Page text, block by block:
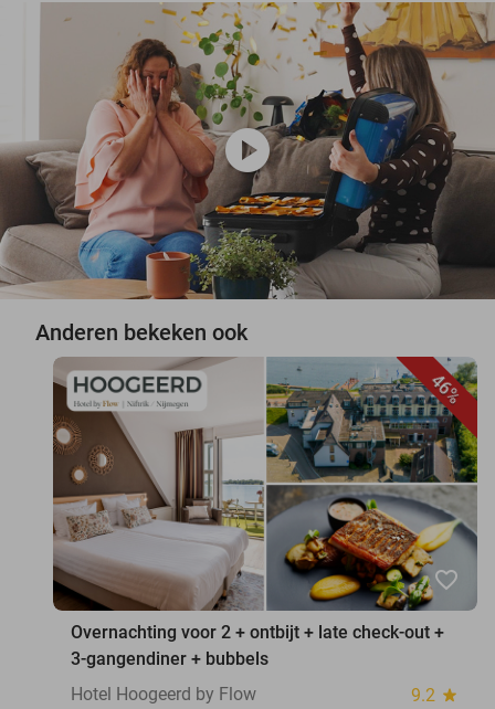
play_circle
Anderen bekeken ook
46%
favorite_border
Overnachting voor 2 + ontbijt + late check-out +
3-gangendiner + bubbels
Hotel Hoogeerd by Flow
9.2 star